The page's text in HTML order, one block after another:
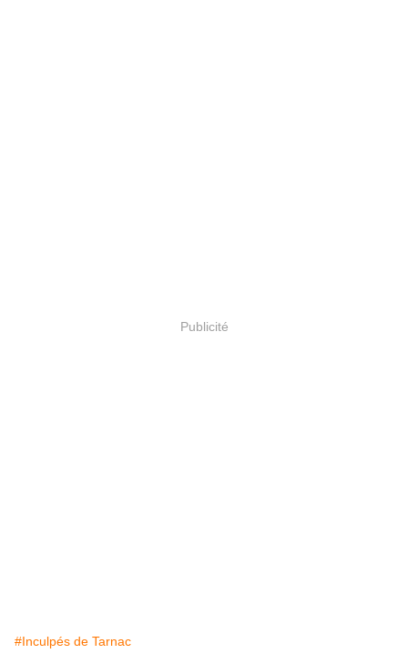
Publicité
#Inculpés de Tarnac